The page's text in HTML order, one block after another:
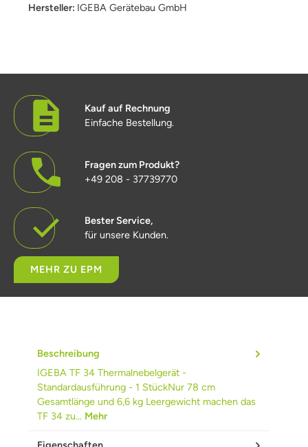
Hersteller: IGEBA Gerätebau GmbH
Kauf auf Rechnung
Einfache Bestellung.
Fragen zum Produkt?
+49 208 - 37739770
Bester Service,
für unsere Kunden.
MEHR ZU EPM
Beschreibung
IGEBA TF 34 Thermalnebelgerät -
Standardausführung - 1 StückNur 78 cm
Gesamtlänge und 6,6 kg Leergewicht machen das
TF 34 zu… Mehr